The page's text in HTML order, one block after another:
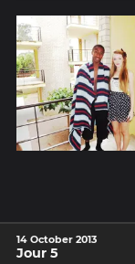
14 October 2013
Jour 5